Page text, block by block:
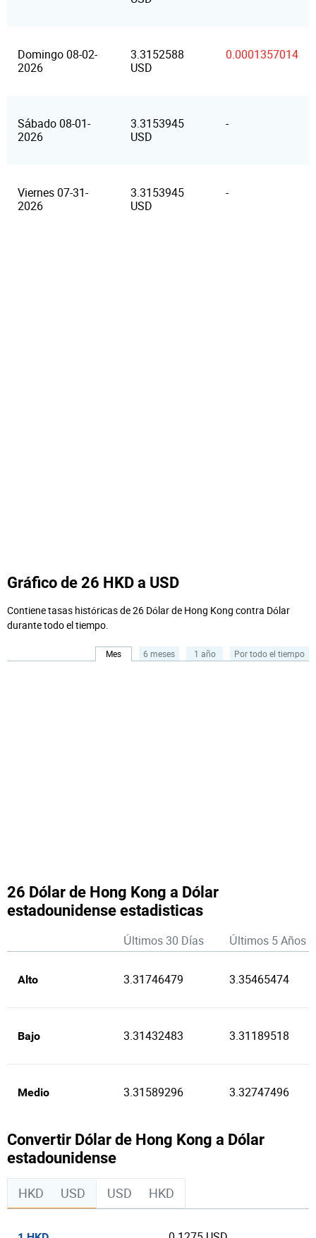
Domingo 08-02-
2026
3.3152588
USD
0.0001357014
Sábado 08-01-
2026
3.3153945
USD
-
Viernes 07-31-
2026
3.3153945
USD
-
Gráfico de 26 HKD a USD
Contiene tasas históricas de 26 Dólar de Hong Kong contra Dólar
durante todo el tiempo.
Mes 6 meses 1 año Por todo el tiempo
26 Dólar de Hong Kong a Dólar
estadounidense estadisticas
Últimos 30 Días Últimos 5 Años
Alto 3.31746479 3.35465474
Bajo 3.31432483 3.31189518
Medio 3.31589296 3.32747496
Convertir Dólar de Hong Kong a Dólar
estadounidense
HKD USD USD HKD